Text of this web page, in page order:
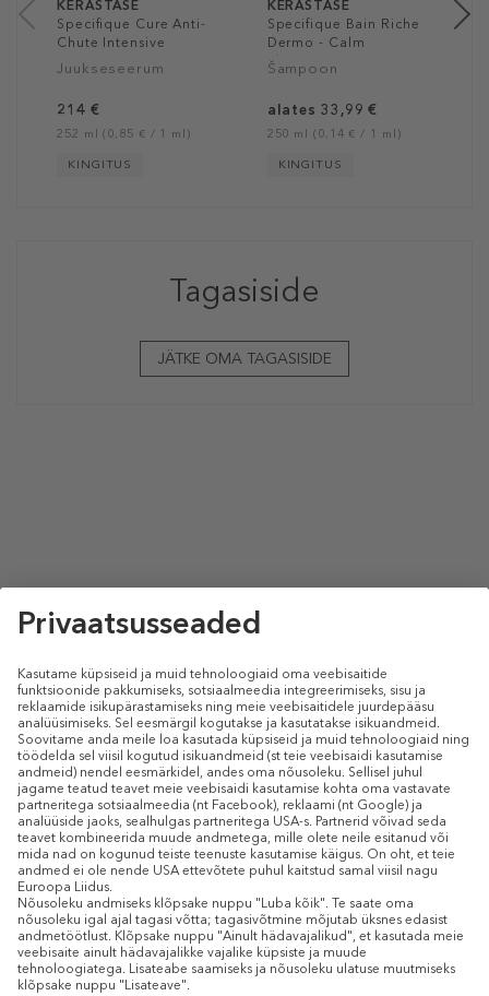
KÉRASTASE
Specifique Cure Anti-
Chute Intensive
Juukseseerum
214 €
252 ml (0,85 € / 1 ml)
KINGITUS
KÉRASTASE
Specifique Bain Riche
Dermo - Calm
Shampoo
Šampoon
alates 33,99 €
250 ml (0,14 € / 1 ml)
KINGITUS
Tagasiside
JÄTKE OMA TAGASISIDE